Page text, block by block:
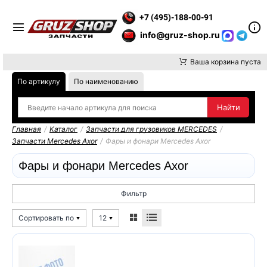
+7 (495)-188-00-91
info@gruz-shop.ru
Ваша корзина пуста
По артикулу По наименованию
Главная / Каталог / Запчасти для грузовиков MERCEDES /
Запчасти Mercedes Axor / Фары и фонари Mercedes Axor
Фары и фонари Mercedes Axor
Фильтр
Сортировать по 12